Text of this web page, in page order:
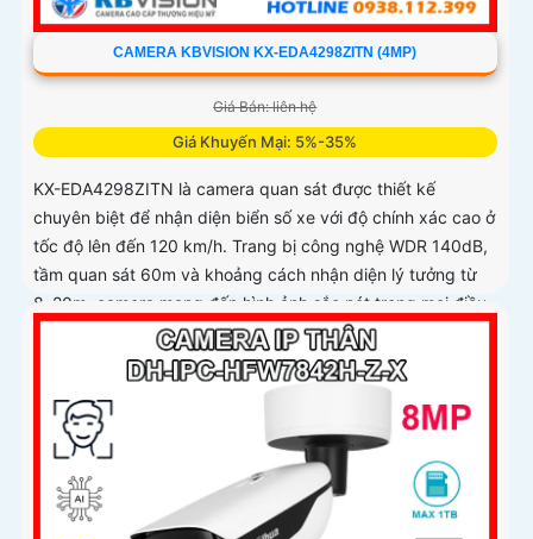
CAMERA KBVISION KX-EDA4298ZITN (4MP)
Giá Bán: liên hệ
Giá Khuyến Mại: 5%-35%
KX-EDA4298ZITN là camera quan sát được thiết kế
chuyên biệt để nhận diện biển số xe với độ chính xác cao ở
tốc độ lên đến 120 km/h. Trang bị công nghệ WDR 140dB,
tầm quan sát 60m và khoảng cách nhận diện lý tưởng từ
8–20m, camera mang đến hình ảnh sắc nét trong mọi điều